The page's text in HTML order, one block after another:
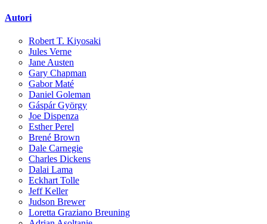
Autori
Robert T. Kiyosaki
Jules Verne
Jane Austen
Gary Chapman
Gabor Maté
Daniel Goleman
Gáspár György
Joe Dispenza
Esther Perel
Brené Brown
Dale Carnegie
Charles Dickens
Dalai Lama
Eckhart Tolle
Jeff Keller
Judson Brewer
Loretta Graziano Breuning